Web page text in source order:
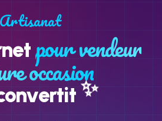
Artisanat
pour vendeur
occasion
✨